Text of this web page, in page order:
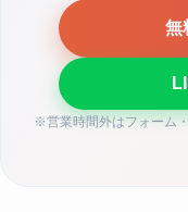
無
※営業時間外はフォーム